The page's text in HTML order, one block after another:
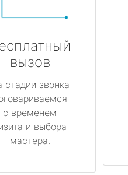
вызов
стадии звонка
с временем
и выбора
мастера.